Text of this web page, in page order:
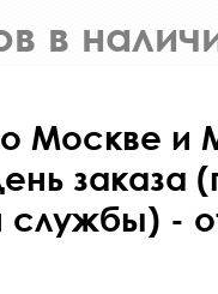
в
Москве и
заказа
службы) -